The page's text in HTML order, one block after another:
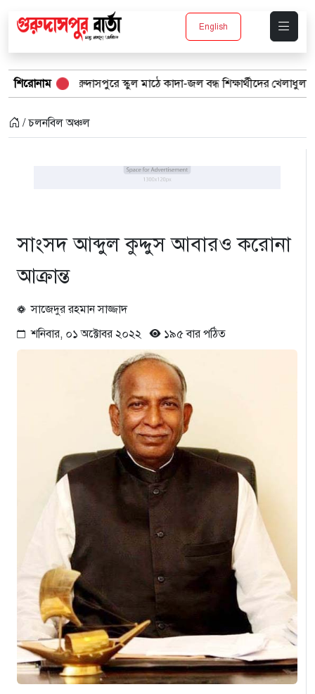
English
শিরোনাম
গুরুদাসপুরে স্কুল মাঠে কাদা-জল বন্ধ শিক্ষার্থীদের খেলাধুলা সমাবেশ
/ চলনবিল অঞ্চল
সাংসদ আব্দুল কুদ্দুস আবারও করোনা
আক্রান্ত
সাজেদুর রহমান সাজ্জাদ
শনিবার, ০১ অক্টোবর ২০২২
১৯৫ বার পঠিত